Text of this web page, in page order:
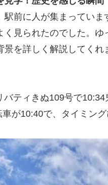
駅前に人が集まってい
く見られたのでした。
景を詳しく解説してくれ
バティきぬ109号で
が10:40で、タイミング